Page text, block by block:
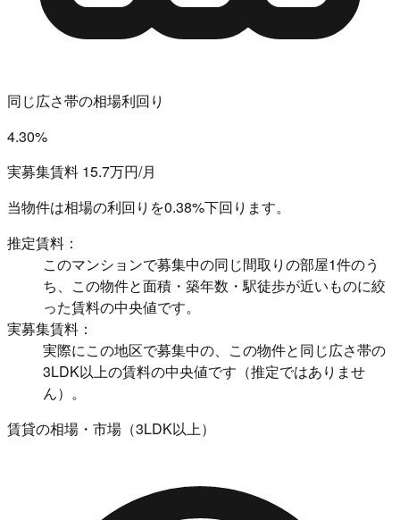
同じ広さ帯の相場利回り
4.30%
実募集賃料 15.7万円/月
当物件は相場の利回りを0.38%下回ります。
推定賃料：
このマンションで募集中の同じ間取りの部屋1件のう
ち、この物件と面積・築年数・駅徒歩が近いものに絞
った賃料の中央値です。
実募集賃料：
実際にこの地区で募集中の、この物件と同じ広さ帯の
3LDK以上の賃料の中央値です（推定ではありませ
ん）。
賃貸の相場・市場（3LDK以上）